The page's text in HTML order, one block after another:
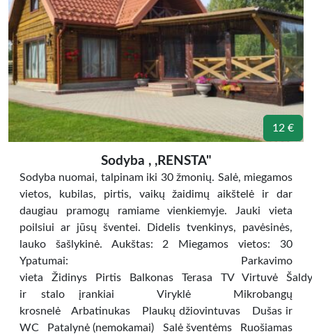
12 €
Sodyba , ,RENSTA"
Sodyba nuomai, talpinam iki 30 žmonių. Salė, miegamos
vietos, kubilas, pirtis, vaikų žaidimų aikštelė ir dar
daugiau pramogų ramiame vienkiemyje. Jauki vieta
poilsiui ar jūsų šventei. Didelis tvenkinys, pavėsinės,
lauko šašlykinė. Aukštas: 2 Miegamos vietos: 30
Ypatumai: Parkavimo
vieta Židinys Pirtis Balkonas Terasa TV Virtuvė
ir stalo įrankiai Viryklė Mikrobangų
krosnelė Arbatinukas Plaukų džiovintuvas Dušas ir
WC Patalynė (nemokamai) Salė šventėms Ruošiamas